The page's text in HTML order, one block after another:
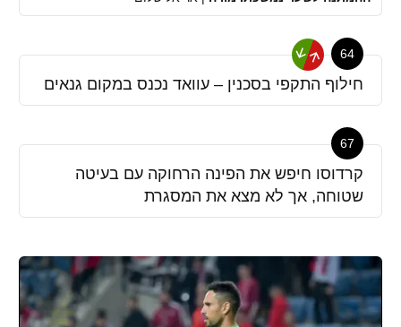
64
חילוף התקפי בסכנין – עוואד נכנס במקום גנאים
67
קרדוסו חיפש את הפינה הרחוקה עם בעיטה
שטוחה, אך לא מצא את המסגרת